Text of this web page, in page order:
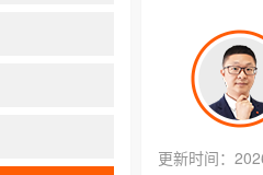
更新时间：